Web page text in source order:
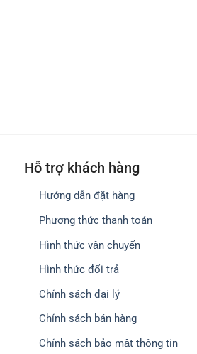
Hỗ trợ khách hàng
Hướng dẫn đặt hàng
Phương thức thanh toán
Hình thức vận chuyển
Hình thức đổi trả
Chính sách đại lý
Chính sách bán hàng
Chính sách bảo mật thông tin